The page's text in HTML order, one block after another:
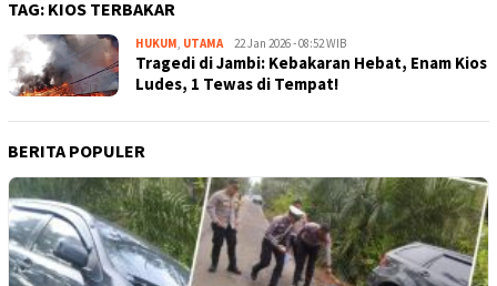
TAG: KIOS TERBAKAR
HUKUM UTAMA Kejar
Kabar
22 Jan 2026 - 08:52 WIB
Tragedi di Jambi: Kebakaran Hebat, Enam Kios
Ludes, 1 Tewas di Tempat!
BERITA POPULER